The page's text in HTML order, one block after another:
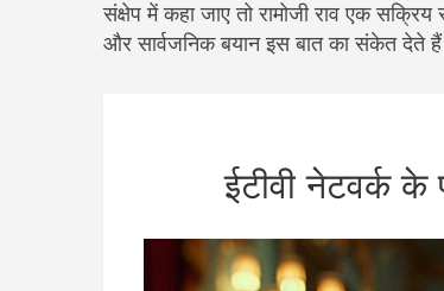
संक्षेप में कहा जाए तो रामोजी राव एक
और सार्वजनिक बयान इस बात का संकेत देते
ईटीवी नेटवर्क